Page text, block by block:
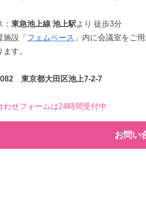
東急池上線 池上駅より 徒歩3分
施設「 フェムベース 」内に会議室をご
す。
東京都大田区池上7-2-7
わせフォームは24時間受付中
お問い